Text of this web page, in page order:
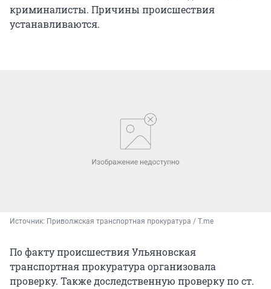
криминалисты. Причины происшествия
устанавливаются.
Источник: Приволжская транспортная прокуратура / T.me
По факту происшествия Ульяновская
транспортная прокуратура организовала
проверку. Также доследственную проверку по ст.